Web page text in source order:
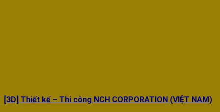
[3D] Thiết kế – Thi công NCH CORPORATION (VIỆT NAM)